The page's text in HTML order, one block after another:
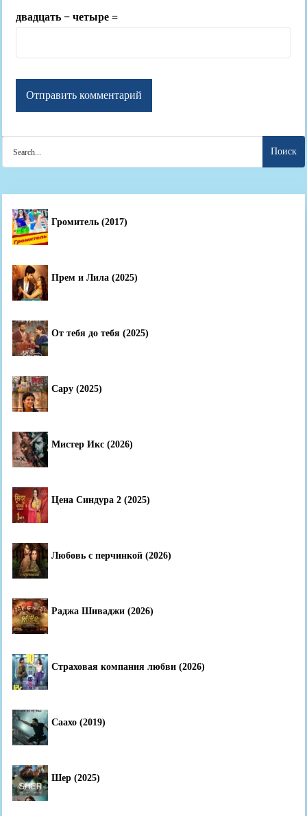
двадцать − четыре =
for:
Громитель (2017)
Прем и Лила (2025)
От тебя до тебя (2025)
Сару (2025)
Мистер Икс (2026)
Цена Синдура 2 (2025)
Любовь с перчинкой (2026)
Раджа Шиваджи (2026)
Страховая компания любви (2026)
Саахо (2019)
Шер (2025)